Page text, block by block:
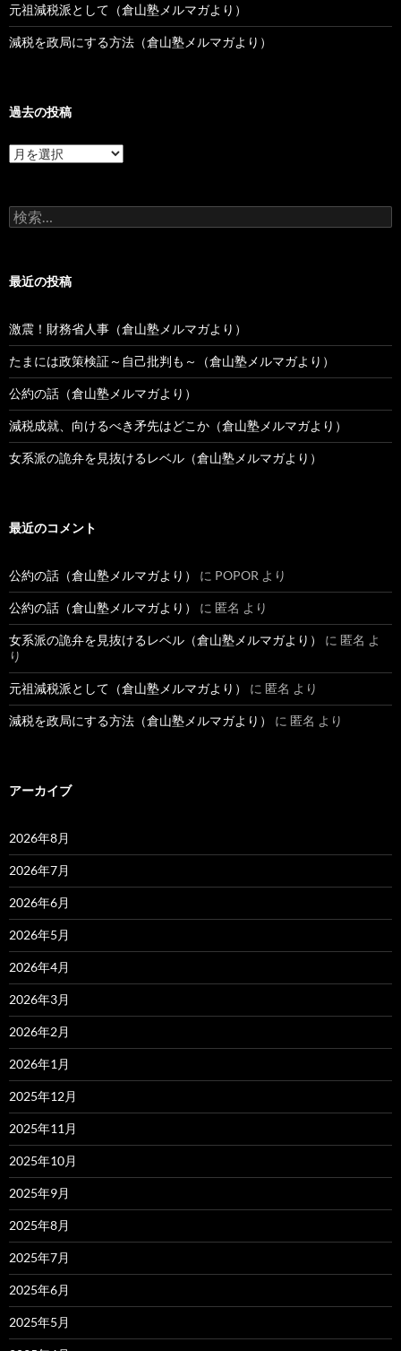
元祖減税派として（倉山塾メルマガより）
減税を政局にする方法（倉山塾メルマガより）
過去の投稿
過
去
稿
検
索:
最近の投稿
激震！財務省人事（倉山塾メルマガより）
たまには政策検証～自己批判も～（倉山塾メルマガより）
公約の話（倉山塾メルマガより）
減税成就、向けるべき矛先はどこか（倉山塾メルマガより）
女系派の詭弁を見抜けるレベル（倉山塾メルマガより）
最近のコメント
公約の話（倉山塾メルマガより） に POPOR より
公約の話（倉山塾メルマガより） に 匿名 より
女系派の詭弁を見抜けるレベル（倉山塾メルマガより） に 匿名 よ
り
元祖減税派として（倉山塾メルマガより） に 匿名 より
減税を政局にする方法（倉山塾メルマガより） に 匿名 より
アーカイブ
2026年8月
2026年7月
2026年6月
2026年5月
2026年4月
2026年3月
2026年2月
2026年1月
2025年12月
2025年11月
2025年10月
2025年9月
2025年8月
2025年7月
2025年6月
2025年5月